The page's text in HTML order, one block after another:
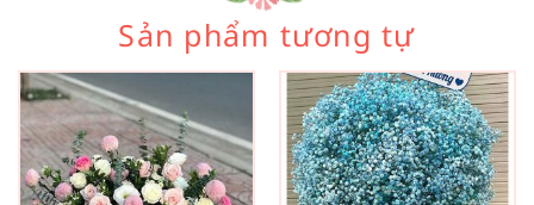
Sản phẩm tương tự